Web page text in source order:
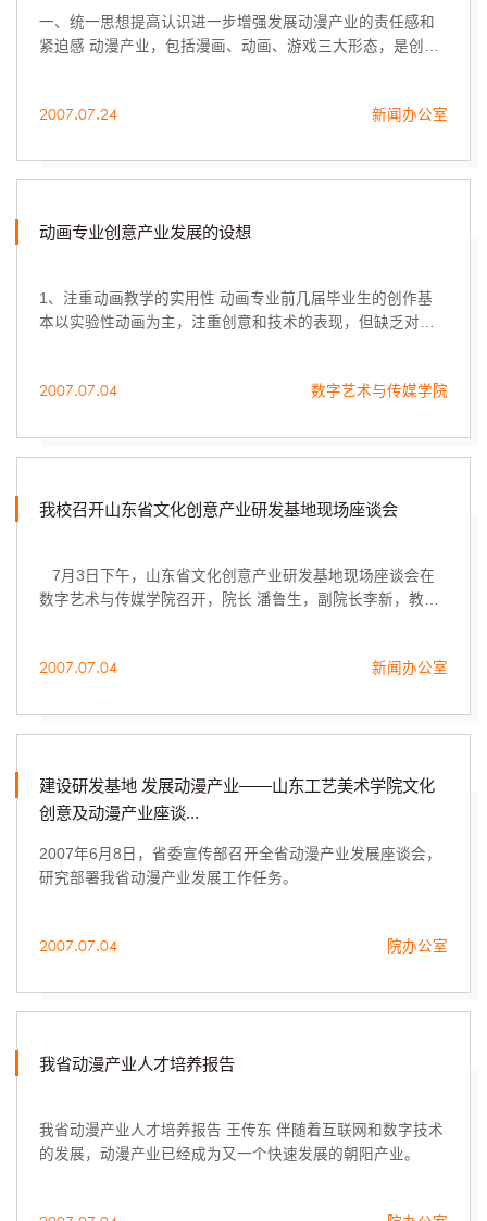
一、统一思想提高认识进一步增强发展动漫产业的责任感和
紧迫感 动漫产业，包括漫画、动画、游戏三大形态，是创意
2007.07.24 新闻办公室
动画专业创意产业发展的设想
1、注重动画教学的实用性 动画专业前几届毕业生的创作基
本以实验性动画为主，注重创意和技术的表现，但缺乏对动
2007.07.04 数字艺术与传媒学院
我校召开山东省文化创意产业研发基地现场座谈会
7月3日下午，山东省文化创意产业研发基地现场座谈会在
数字艺术与传媒学院召开，院长 潘鲁生，副院长李新，教务
东、党总支副书记黄美玉及各教研室主任、专业教师参加座
文化创意产业研发基地在我校挂牌以来，校领导高度重视研
2007.07.04 新闻办公室
建设研发基地 发展动漫产业——山东工艺美术学院文化
创意及动漫产业座谈...
2007年6月8日，省委宣传部召开全省动漫产业发展座谈会，
研究部署我省动漫产业发展工作任务。
2007.07.04 院办公室
我省动漫产业人才培养报告
我省动漫产业人才培养报告 王传东 伴随着互联网和数字技术
的发展，动漫产业已经成为又一个快速发展的朝阳产业。